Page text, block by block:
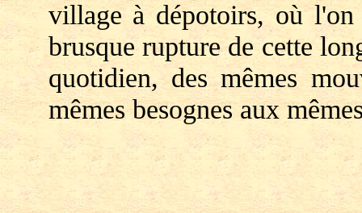
village à dépotoirs, où
brusque rupture de cette
quotidien, des mêmes
mêmes besognes aux